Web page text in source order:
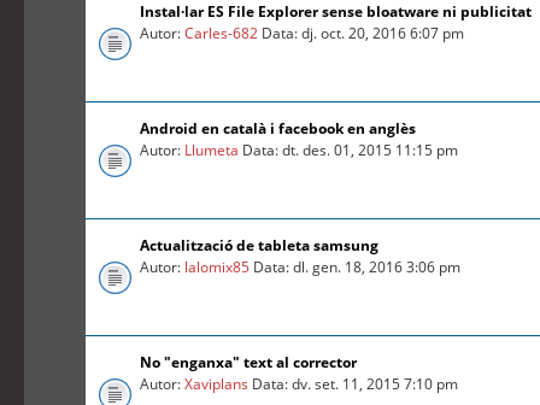
Instal·lar ES File Explorer sense bloatware ni publicitat
Autor:Carles-682 Data: dj. oct. 20, 2016 6:07 pm
Android en català i facebook en anglès
Autor: Llumeta Data: dt. des. 01, 2015 11:15 pm
Actualització de tableta samsung
Autor: lalomix85 Data: dl. gen. 18, 2016 3:06 pm
No "enganxa" text al corrector
Autor:Xaviplans Data: dv. set. 11, 2015 7:10 pm